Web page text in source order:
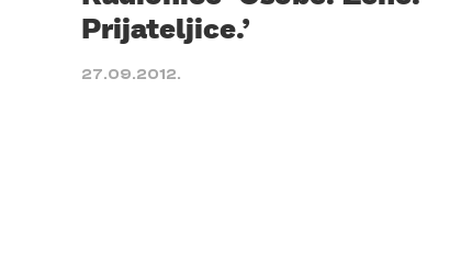
Prijateljice.’
27.09.2012.